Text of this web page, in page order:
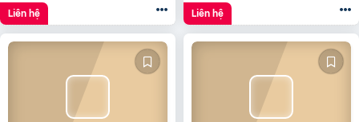
Liên hệ Liên hệ